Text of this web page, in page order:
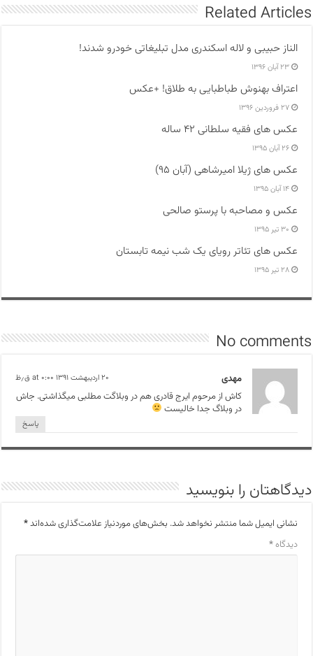
Related Articles
الناز حبیبی و لاله اسکندری مدل تبلیغاتی خودرو شدند!
۲۳ آبان ۱۳۹۶
اعتراف بهنوش طباطبایی به طلاق! +عکس
۲۷ فروردین ۱۳۹۶
عکس های فقیه سلطانی ۴۲ ساله
۲۶ آبان ۱۳۹۵
عکس های ژیلا امیرشاهی (آبان ۹۵)
۱۴ آبان ۱۳۹۵
عکس و مصاحبه با پرستو صالحی
۳۰ تیر ۱۳۹۵
عکس های تئاتر رویای یک شب نیمه تابستان
۲۸ تیر ۱۳۹۵
No comments
مهدی ۲۰ اردیبهشت ۱۳۹۱ at ۰:۰۰ ق٫ظ
کاش از مرحوم ایرج قادری هم در وبلاگت مطلبی میگذاشتی. جاش
در وبلاگ جدا خالیست
پاسخ
دیدگاهتان را بنویسید
نشانی ایمیل شما منتشر نخواهد شد. بخش‌های موردنیاز علامت‌گذاری شده‌اند*
دیدگاه*